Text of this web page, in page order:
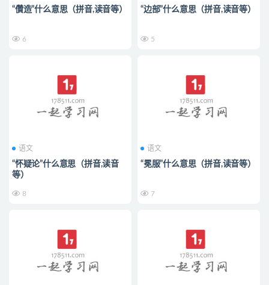
“儹造”什么意思（拼音,读音等）
6
“边部”什么意思（拼音,读音等）
5
语文
“怀疑论”什么意思（拼音,读音
等）
8
语文
“冕服”什么意思（拼音,读音等）
7